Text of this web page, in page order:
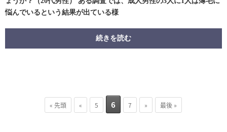
悩んでいるという結果が出ている様
続きを読む
« 先頭 « 5 6 7 » 最後 »